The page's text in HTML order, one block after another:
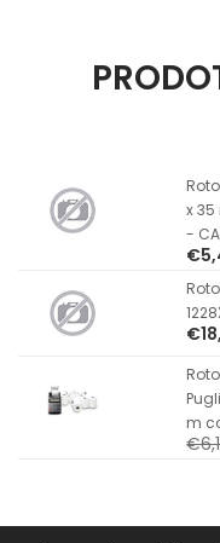
x
-
m